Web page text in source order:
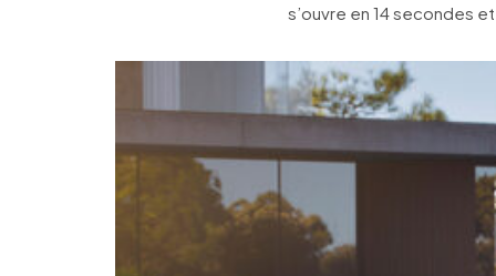
s’ouvre en 14 secondes